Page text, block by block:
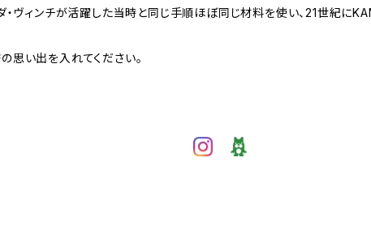
ダ・ヴィンチが活躍した当時と同じ手順ほぼ同じ材料を使い、21世紀に
思い出を入れてください。